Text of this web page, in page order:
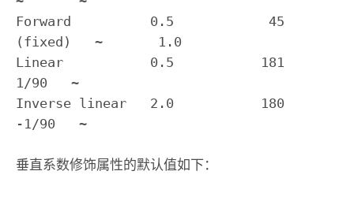
Forward          0.5            45
(fixed)   ~       1.0
Linear           0.5           181
1/90   ~
Inverse linear   2.0           180
-1/90   ~
垂直系数修饰属性的默认值如下：